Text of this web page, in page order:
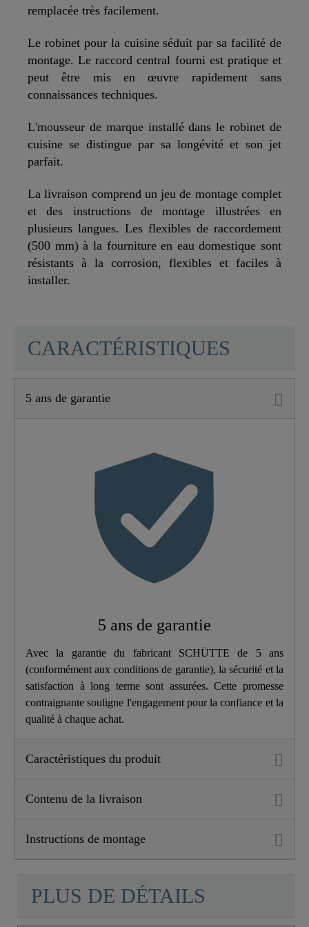
remplacée très facilement.
Le robinet pour la cuisine séduit par sa facilité de
montage. Le raccord central fourni est pratique et
peut être mis en œuvre rapidement sans
connaissances techniques.
L'mousseur de marque installé dans le robinet de
cuisine se distingue par sa longévité et son jet
parfait.
La livraison comprend un jeu de montage complet
et des instructions de montage illustrées en
plusieurs langues. Les flexibles de raccordement
(500 mm) à la fourniture en eau domestique sont
résistants à la corrosion, flexibles et faciles à
installer.
Matériau Zinc
Chromé
Haute Pression
1,8 Kg
5,5 Cm
26,5 Cm
Douche À Vaisselle Oui
CARACTÉRISTIQUES
5 ans de garantie
5 ans de garantie
Avec la garantie du fabricant SCHÜTTE de 5 ans
(conformément aux conditions de garantie), la sécurité et la
satisfaction à long terme sont assurées. Cette promesse
contraignante souligne l'engagement pour la confiance et la
qualité à chaque achat.
Caractéristiques du produit
Contenu de la livraison
Instructions de montage
PLUS DE DÉTAILS